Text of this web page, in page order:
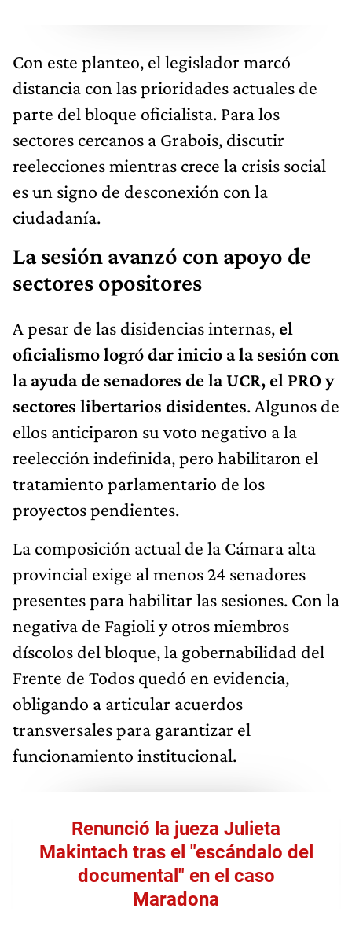
Con este planteo, el legislador marcó
distancia con las prioridades actuales de
parte del bloque oficialista. Para los
sectores cercanos a Grabois, discutir
reelecciones mientras crece la crisis social
es un signo de desconexión con la
ciudadanía.
La sesión avanzó con apoyo de
sectores opositores
A pesar de las disidencias internas, el
oficialismo logró dar inicio a la sesión con
la ayuda de senadores de la UCR, el PRO y
sectores libertarios disidentes. Algunos de
ellos anticiparon su voto negativo a la
reelección indefinida, pero habilitaron el
tratamiento parlamentario de los
proyectos pendientes.
La composición actual de la Cámara alta
provincial exige al menos 24 senadores
presentes para habilitar las sesiones. Con la
negativa de Fagioli y otros miembros
díscolos del bloque, la gobernabilidad del
Frente de Todos quedó en evidencia,
obligando a articular acuerdos
transversales para garantizar el
funcionamiento institucional.
Renunció la jueza Julieta
Makintach tras el "escándalo del
documental" en el caso
Maradona